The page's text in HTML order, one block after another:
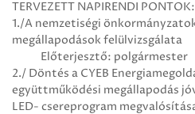
TERVEZETT NAPIRENDI PONTOK:
1./A nemzetiségi
megállapodások felülvizsgálata
Előterjesztő: polgármester
2./ Döntés a CYEB
együttműködési megállapodás
LED- csereprogram